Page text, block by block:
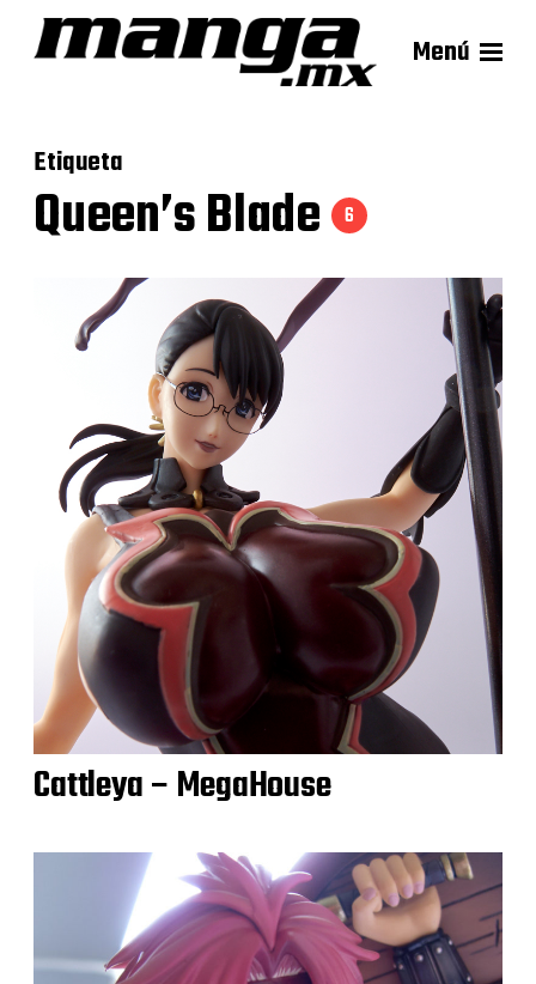
Menú
Etiqueta
Queen’s Blade 6
Cattleya – MegaHouse